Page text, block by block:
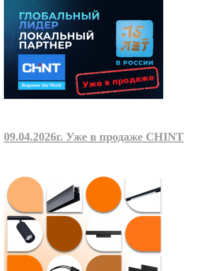
09.04.2026г. Уже в продаже CHINT